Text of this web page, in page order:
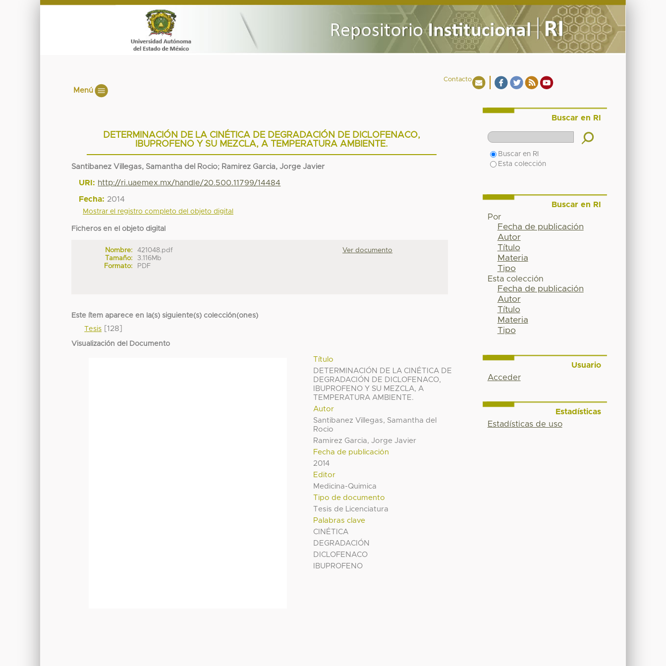
Contacto
Menú
DETERMINACIÓN DE LA CINÉTICA DE DEGRADACIÓN DE DICLOFENACO,
IBUPROFENO Y SU MEZCLA, A TEMPERATURA AMBIENTE.
Santibanez Villegas, Samantha del Rocio; Ramirez Garcia, Jorge Javier
URI: http://ri.uaemex.mx/handle/20.500.11799/14484
Fecha: 2014
Mostrar el registro completo del objeto digital
Ficheros en el objeto digital
Nombre:
421048.pdf
Tamaño:
3.116Mb
Formato:
PDF
Ver documento
Este ítem aparece en la(s) siguiente(s) colección(ones)
Tesis [128]
Visualización del Documento
Título
DETERMINACIÓN DE LA CINÉTICA DE
DEGRADACIÓN DE DICLOFENACO,
IBUPROFENO Y SU MEZCLA, A
TEMPERATURA AMBIENTE.
Autor
Santibanez Villegas, Samantha del
Rocio
Ramirez Garcia, Jorge Javier
Fecha de publicación
2014
Editor
Medicina-Quimica
Tipo de documento
Tesis de Licenciatura
Palabras clave
CINÉTICA
DEGRADACIÓN
DICLOFENACO
IBUPROFENO
Buscar en RI
Buscar en RI
Esta colección
Buscar en RI
Por
Fecha de publicación
Autor
Título
Materia
Tipo
Esta colección
Fecha de publicación
Autor
Título
Materia
Tipo
Usuario
Acceder
Estadísticas
Estadísticas de uso